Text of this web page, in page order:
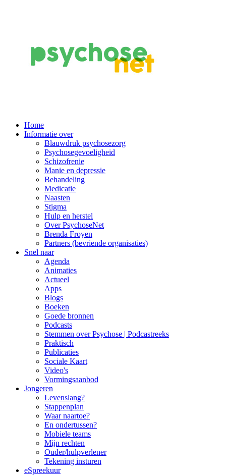
Main
Navigation
Home
Informatie over
Blauwdruk psychosezorg
Psychosegevoeligheid
Schizofrenie
Manie en depressie
Behandeling
Medicatie
Naasten
Stigma
Hulp en herstel
Over PsychoseNet
Brenda Froyen
Partners (bevriende organisaties)
Snel naar
Agenda
Animaties
Actueel
Apps
Blogs
Boeken
Goede bronnen
Podcasts
Stemmen over Psychose | Podcastreeks
Praktisch
Publicaties
Sociale Kaart
Video's
Vormingsaanbod
Jongeren
Levenslang?
Stappenplan
Waar naartoe?
En ondertussen?
Mobiele teams
Mijn rechten
Ouder/hulpverlener
Tekening insturen
eSpreekuur